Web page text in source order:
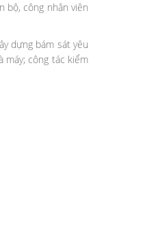
bộ, công nhân viên
dựng bám sát yêu
máy; công tác kiểm